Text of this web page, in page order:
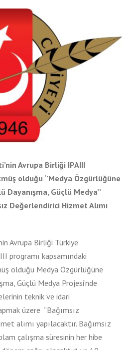
Avrupa Birliği IPAIII
olduğu ‘’Medya Özgürlüğüne
Güçlü Medya’’
Değerlendirici Hizmet Alımı
Avrupa Birliği Türkiye
programı kapsamındaki
olduğu Medya Özgürlüğüne
Güçlü Medya Projesi’nde
teknik ve idari
üzere ‘’Bağımsız
alımı yapılacaktır. Bağımsız
çalışma süresinin her hibe